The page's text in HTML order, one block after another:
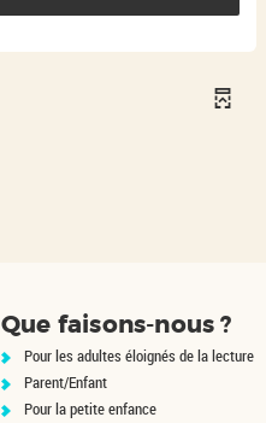
Que faisons-nous ?
Pour les adultes éloignés de la lecture
Parent/Enfant
Pour la petite enfance